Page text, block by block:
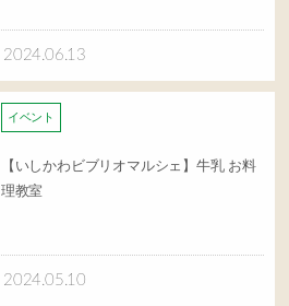
2024.06.13
イベント
【いしかわビブリオマルシェ】牛乳 お料
理教室
2024.05.10